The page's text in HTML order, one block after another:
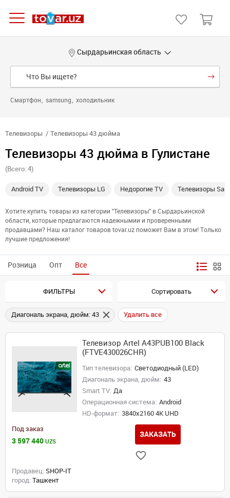
Сырдарьинская область
Смартфон samsung холодильник
Телевизоры Телевизоры 43 дюйма
Телевизоры 43 дюйма в Гулистане
(Всего: 4)
Android TV Телевизоры LG Недорогие TV Телевизоры
Хотите купить товары из категории "Телевизоры" в Сырдарьинской
области, которые предлагаются надежнымии и проверенными
продавцами? Наш каталог товаров tovar.uz поможет Вам в этом! Только
лучшие предложения!
Розница Опт Все
ФИЛЬТРЫ Сортировать
Диагональ экрана, дюйм: 43 Удалить все
Телевизор Artel A43PUB100 Black
(FTVE430026CHR)
Тип телевизора: Светодиодный (LED)
Диагональ экрана, дюйм: 43
Smart TV: Да
Операционная система: Android
HD-формат: 3840x2160 4K UHD
Под заказ
3 597 440 UZS
ЗАКАЗАТЬ
Продавец: SHOP-IT
город: Ташкент